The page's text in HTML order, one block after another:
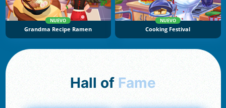
NUEVO
Grandma Recipe Ramen
NUEVO
Cooking Festival
Hall of Fame